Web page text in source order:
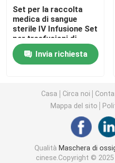
Siringa sterile eliminabile
Insieme di trasfusione di
Catetere rivestito di
Fasciatura vestirsi
Gauze Cotton Swab
Set per la raccolta
medica di sangue
sterile IV Infusione Set
per trasfusioni di
sangue usa e getta
Invia richiesta
Casa Circa noi
Mappa del sito
Qualità Maschera di
cinese.Copyright © 2025